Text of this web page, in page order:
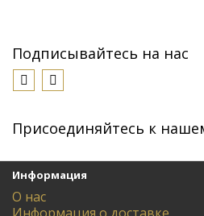
Подписывайтесь на нас
Присоединяйтесь к
Информация
О нас
Информация о доставке